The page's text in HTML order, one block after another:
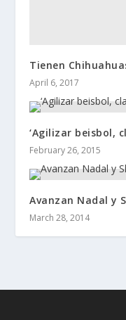
Tienen
April 6, 2017
‘Agilizar beisbol,
February 26, 2015
Avanzan Nadal y
March 28, 2014